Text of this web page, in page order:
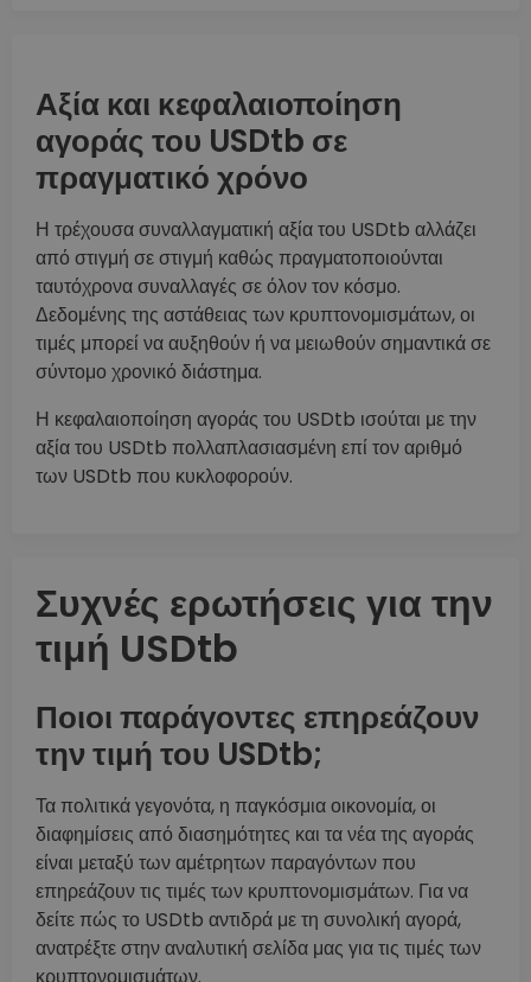
Αξία και κεφαλαιοποίηση
αγοράς του USDtb σε
πραγματικό χρόνο
Η τρέχουσα συναλλαγματική αξία του USDtb αλλάζει
από στιγμή σε στιγμή καθώς πραγματοποιούνται
ταυτόχρονα συναλλαγές σε όλον τον κόσμο.
Δεδομένης της αστάθειας των κρυπτονομισμάτων, οι
τιμές μπορεί να αυξηθούν ή να μειωθούν σημαντικά σε
σύντομο χρονικό διάστημα.
Η κεφαλαιοποίηση αγοράς του USDtb ισούται με την
αξία του USDtb πολλαπλασιασμένη επί τον αριθμό
των USDtb που κυκλοφορούν.
Συχνές ερωτήσεις για την
τιμή USDtb
Ποιοι παράγοντες επηρεάζουν
την τιμή του USDtb;
Τα πολιτικά γεγονότα, η παγκόσμια οικονομία, οι
διαφημίσεις από διασημότητες και τα νέα της αγοράς
είναι μεταξύ των αμέτρητων παραγόντων που
επηρεάζουν τις τιμές των κρυπτονομισμάτων. Για να
δείτε πώς το USDtb αντιδρά με τη συνολική αγορά,
ανατρέξτε στην αναλυτική σελίδα μας για τις τιμές των